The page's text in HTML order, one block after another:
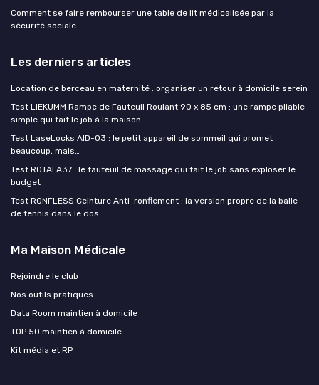
Comment se faire rembourser une table de lit médicalisée par la
sécurité sociale
Les derniers articles
Location de berceau en maternité : organiser un retour à domicile serein
Test LIEKUMM Rampe de Fauteuil Roulant 90 x 85 cm : une rampe pliable
simple qui fait le job à la maison
Test LaseLocks AID-03 : le petit appareil de sommeil qui promet
beaucoup, mais…
Test ROTAI A37 : le fauteuil de massage qui fait le job sans exploser le
budget
Test RONFLESS Ceinture Anti-ronflement : la version propre de la balle
de tennis dans le dos
Ma Maison Médicale
Rejoindre le club
Nos outils pratiques
Data Room maintien à domicile
TOP 50 maintien à domicile
Kit média et RP